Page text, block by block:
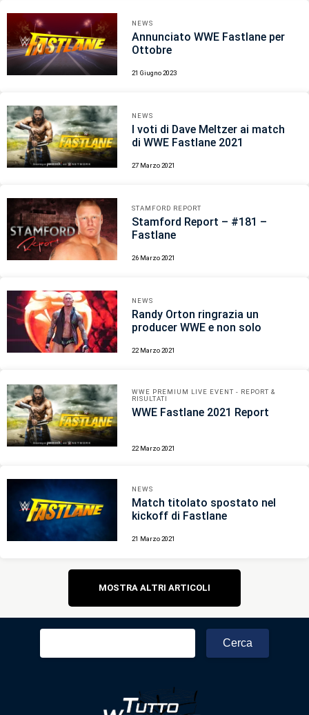
NEWS
Annunciato WWE Fastlane per
Ottobre
21 Giugno 2023
NEWS
I voti di Dave Meltzer ai match
di WWE Fastlane 2021
27 Marzo 2021
STAMFORD REPORT
Stamford Report – #181 –
Fastlane
26 Marzo 2021
NEWS
Randy Orton ringrazia un
producer WWE e non solo
22 Marzo 2021
WWE PREMIUM LIVE EVENT - REPORT &
RISULTATI
WWE Fastlane 2021 Report
22 Marzo 2021
NEWS
Match titolato spostato nel
kickoff di Fastlane
21 Marzo 2021
Navigazione
articoli
MOSTRA ALTRI ARTICOLI
Ricerca